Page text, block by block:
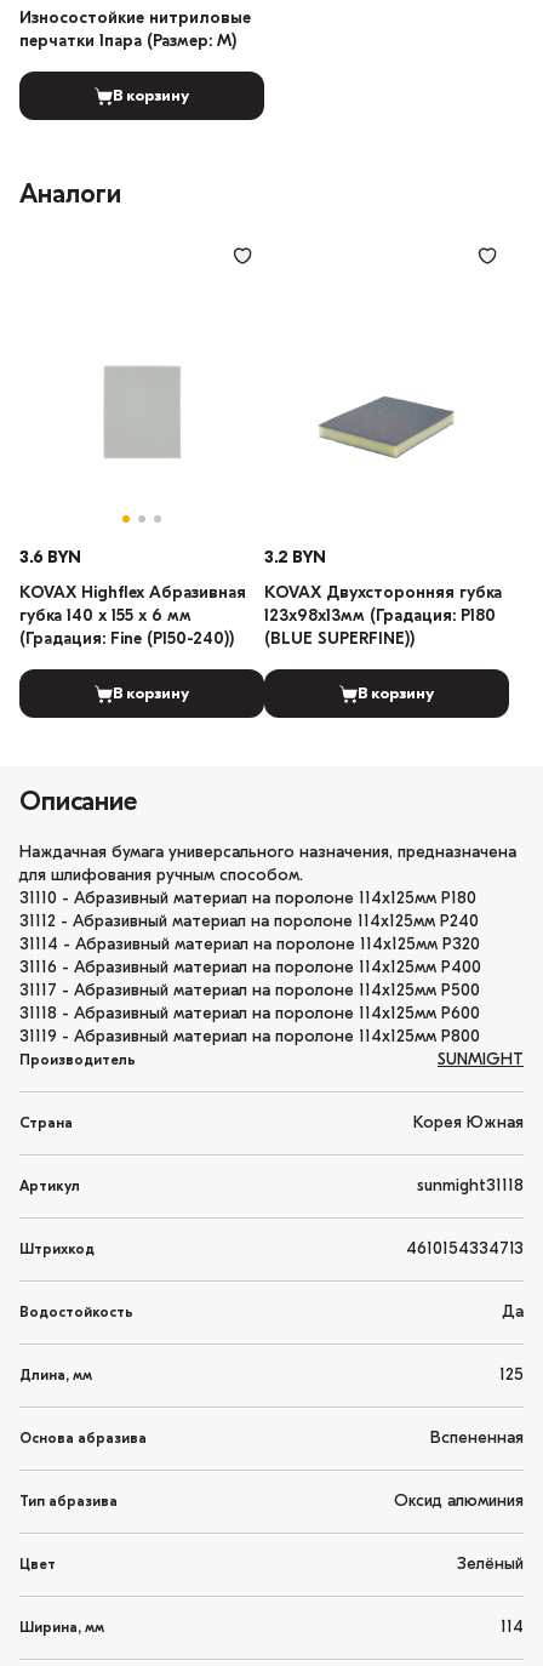
Износостойкие нитриловые
перчатки 1пара (Размер: M)
В корзину
Аналоги
3.6 BYN
KOVAX Highflex Абразивная
губка 140 х 155 х 6 мм
(Градация: Fine (P150-240))
В корзину
3.2 BYN
KOVAX Двухсторонняя губка
123х98х13мм (Градация: P180
(BLUE SUPERFINE))
В корзину
Описание
Наждачная бумага универсального назначения, предназначена
для шлифования ручным способом.
31110 - Абразивный материал на поролоне 114х125мм Р180
31112 - Абразивный материал на поролоне 114х125мм Р240
31114 - Абразивный материал на поролоне 114х125мм Р320
31116 - Абразивный материал на поролоне 114х125мм Р400
31117 - Абразивный материал на поролоне 114х125мм Р500
31118 - Абразивный материал на поролоне 114х125мм Р600
31119 - Абразивный материал на поролоне 114х125мм Р800
Производитель SUNMIGHT
Страна Корея Южная
Артикул sunmight31118
Штрихкод 4610154334713
Водостойкость Да
Длина, мм 125
Основа абразива Вспененная
Тип абразива Оксид алюминия
Цвет Зелёный
Ширина, мм 114